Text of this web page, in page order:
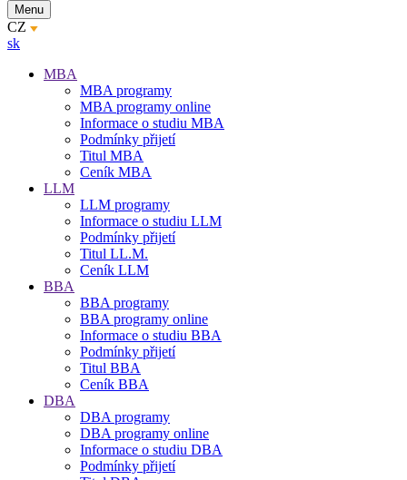
Menu
CZ
sk
MBA
MBA programy
MBA programy online
Informace o studiu MBA
Podmínky přijetí
Titul MBA
Ceník MBA
LLM
LLM programy
Informace o studiu LLM
Podmínky přijetí
Titul LL.M.
Ceník LLM
BBA
BBA programy
BBA programy online
Informace o studiu BBA
Podmínky přijetí
Titul BBA
Ceník BBA
DBA
DBA programy
DBA programy online
Informace o studiu DBA
Podmínky přijetí